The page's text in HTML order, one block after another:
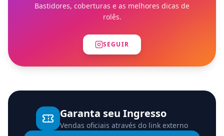
Bastidores, coberturas e as melhores dicas de
rolês.
SEGUIR
Garanta seu Ingresso
Vendas oficiais através do link externo